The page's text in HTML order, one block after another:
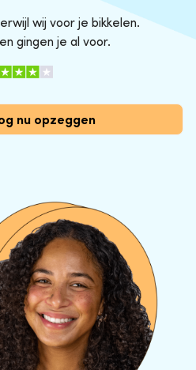
wij voor je bikkelen.
gingen je al voor.
nu opzeggen